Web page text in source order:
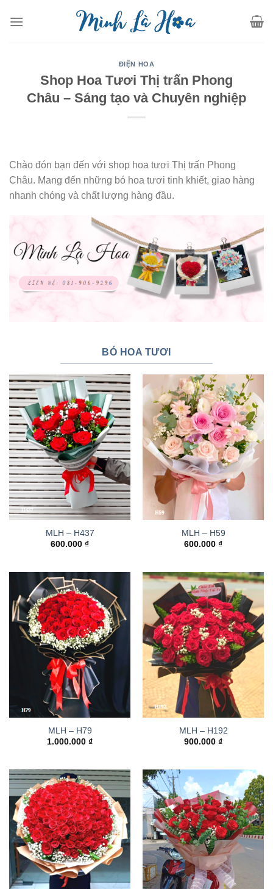
ĐIỆN HOA
Shop Hoa Tươi Thị trấn Phong
Châu – Sáng tạo và Chuyên nghiệp
Chào đón bạn đến với shop hoa tươi Thị trấn Phong
Châu. Mang đến những bó hoa tươi tinh khiết, giao hàng
nhanh chóng và chất lượng hàng đầu.
BÓ HOA TƯƠI
MLH – H437
600.000 ₫
MLH – H59
600.000 ₫
MLH – H79
1.000.000 ₫
MLH – H192
900.000 ₫